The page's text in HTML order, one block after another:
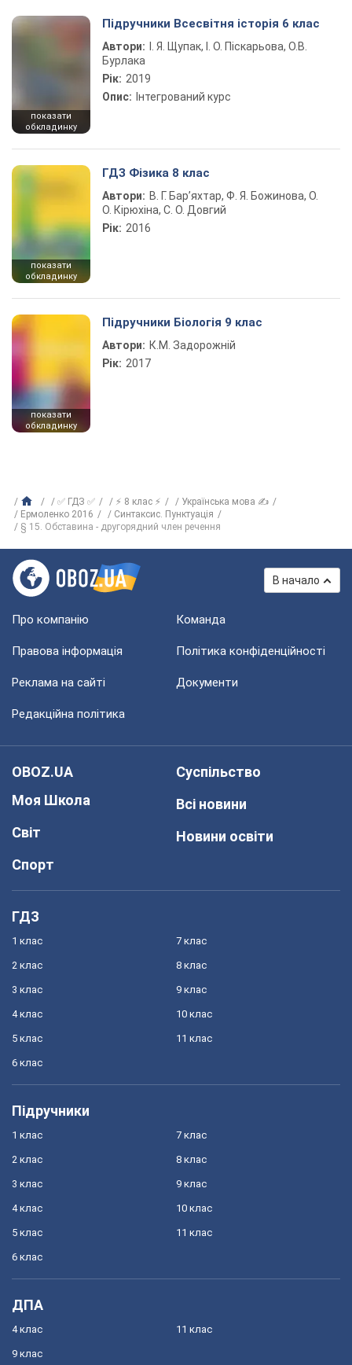
показати
обкладинку
Підручники Всесвітня історія 6 клас
Автори:
І. Я. Щупак, І. О. Піскарьова, О.В.
Бурлака
Рік: 2019
Опис: Інтегрований курс
показати
обкладинку
ГДЗ Фізика 8 клас
Автори: В. Г. Бар’яхтар, Ф. Я. Божинова, О.
О. Кірюхіна, С. О. Довгий
Рік: 2016
показати
обкладинку
Підручники Біологія 9 клас
Автори: К.М. Задорожній
Рік: 2017
✅ ГДЗ ✅ ⚡ 8 клас ⚡
Українська мова ✍
Ермоленко 2016
Синтаксис. Пунктуація
§ 15. Обставина - другорядний член речення
В начало
Про компанію Команда
Правова інформація Політика конфіденційності
Реклама на сайті Документи
Редакційна політика
OBOZ.UA
Моя Школа
Світ
Спорт
Суспільство
Всі новини
Новини освіти
ГДЗ
1 клас
2 клас
3 клас
4 клас
5 клас
6 клас
7 клас
8 клас
9 клас
10 клас
11 клас
Підручники
1 клас
2 клас
3 клас
4 клас
5 клас
6 клас
7 клас
8 клас
9 клас
10 клас
11 клас
ДПА
4 клас
9 клас
11 клас